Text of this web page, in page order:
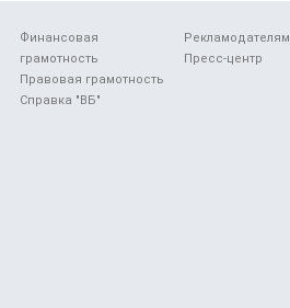
Финансовая
грамотность
Правовая грамотность
Справка "ВБ"
Рекламодателям
Пресс-центр